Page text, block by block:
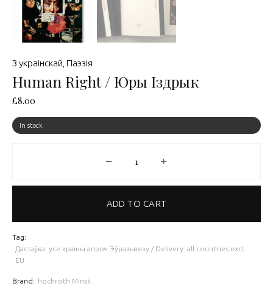
З украінскай Паэзія
Human Right / Юры Іздрык
£8.00
In stock
Human Right / Юры Іздрык quantity
ADD TO CART
Tag:
Дастаўка: усе краіны апроч Эўразьвязу / Delivery: all countries excl.
EU
Brand: hochroth Minsk